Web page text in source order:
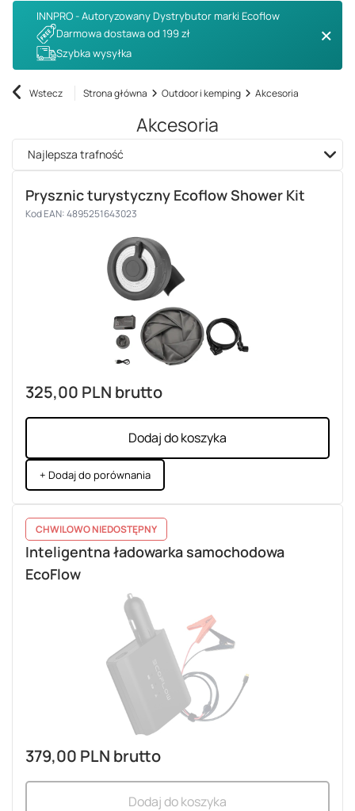
INNPRO - Autoryzowany Dystrybutor marki Ecoflow
Darmowa dostawa od 199 zł
Szybka wysyłka
Wstecz Strona główna Outdoor i kemping Akcesoria
Akcesoria
Zmień sortowanie
Najlepsza trafność
Prysznic turystyczny Ecoflow Shower Kit
Kod EAN: 4895251643023
325,00 PLN brutto
Dodaj do koszyka
+ Dodaj do porównania
CHWILOWO NIEDOSTĘPNY
Inteligentna ładowarka samochodowa
EcoFlow
379,00 PLN brutto
Dodaj do koszyka